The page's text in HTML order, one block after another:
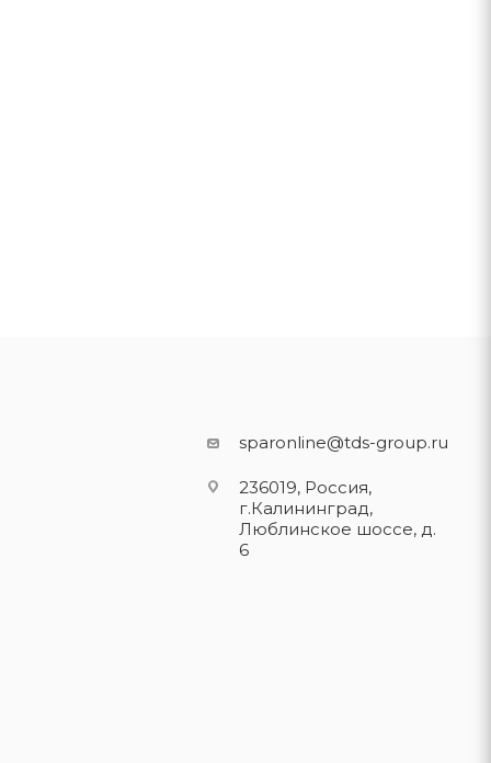
sparonline@tds-group.ru
236019, Россия,
г.Калининград,
Люблинское шоссе, д.
6